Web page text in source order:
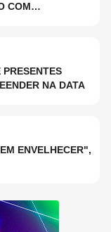
COM
NA DATA
ENVELHECER",